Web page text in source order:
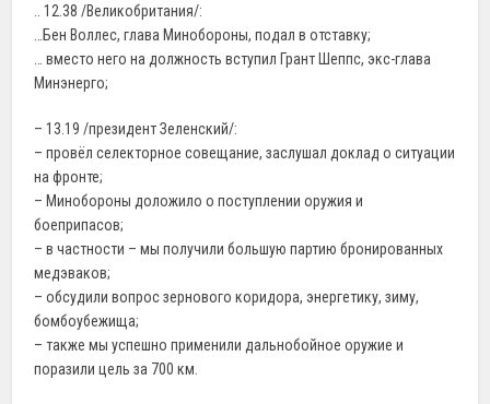
.. 12.38 /Великобритания/:
…Бен Воллес, глава Минобороны, подал в отставку;
… вместо него на должность вступил Грант Шеппс, экс-глава
Минэнерго;
– 13.19 /президент Зеленский/:
– провёл селекторное совещание, заслушал доклад о ситуации
на фронте;
– Минобороны доложило о поступлении оружия и
боеприпасов;
– в частности – мы получили большую партию бронированных
медэваков;
– обсудили вопрос зернового коридора, энергетику, зиму,
бомбоубежища;
– также мы успешно применили дальнобойное оружие и
поразили цель за 700 км.